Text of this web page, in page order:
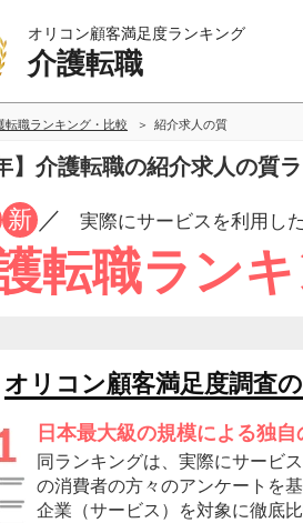
オリコン顧客満足度ランキング
介護転職
転職ランキング・比較 紹介求人の質
】介護転職の紹介求人の質
新 ／ 実際にサービスを利用し
転職ラン
オリコン顧客満足度調査
日本最大級の規模による独自
同ランキングは、実際にサービ
の消費者の方々のアンケートを
企業（サービス）を対象に徹底比